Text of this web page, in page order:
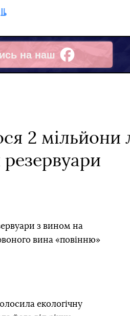
на наш
2 мільйони
з вином на
вина «повінню»
екологічну